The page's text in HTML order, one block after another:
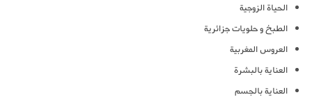
الحياة الزوجية
الطبخ و حلويات جزائرية
العروس المغربية
العناية بالبشرة
العناية بالجسم